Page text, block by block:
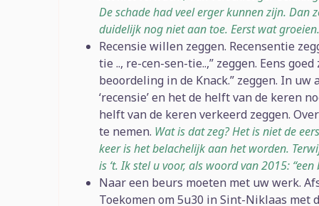
De schade had veel erger kunnen zijn. Dan
duidelijk nog niet aan toe. Eerst wat
Recensie willen zeggen. Recensentie
tie .., re-cen-sen-tie..,” zeggen. Eens
beoordeling in de Knack.” zeggen. In
‘recensie’ en het de helft van de keren
helft van de keren verkeerd zeggen.
te nemen. Wat is dat zeg? Het is niet de
keer is het belachelijk aan het worden.
is ‘t. Ik stel u voor, als woord van 2015:
Naar een beurs moeten met uw werk.
Toekomen om 5u30 in Sint-Niklaas met